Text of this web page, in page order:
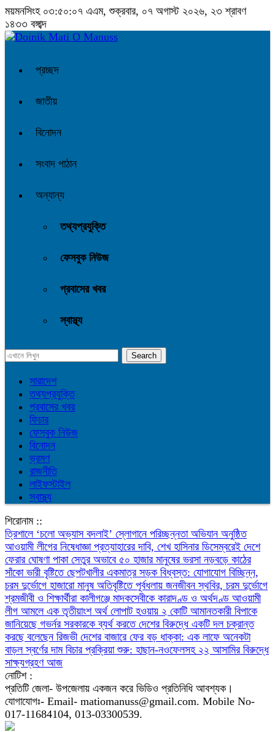
ময়মনসিংহ ০৩:৫০:০৮ এএম, শুক্রবার, ০৭ অগাস্ট ২০২৬, ২৩ শ্রাবণ
১৪৩৩ বঙ্গাব্দ
প্রচ্ছদ
জাতীয়
বিনোদন
সংবাদ পাঠান
অন্যান্য
তথ্যপ্রযুক্তি
ফেসবুক নিউজ
প্রবাসের খবর
স্বাস্থ্য
সারাদেশ
তথ্যপ্রযুক্তি
প্রবাসের খবর
ফিচার
ফেসবুক নিউজ
বিনোদন
ভ্রমণ
রাজনীতি
লাইফস্টাইল
স্বাস্থ্য
শিরোনাম ::
‎ত্রিশালে ‘চলো অভ্যাস বদলাই’ স্লোগানে পরিচ্ছন্নতা অভিযান অনুষ্ঠিত
আওয়ামী লীগের নিষেধাজ্ঞা প্রত্যাহারের দাবি, শেখ হাসিনার ডিসেম্বরেই দেশে
ফেরার ঘোষণা পাকা সেতুর অভাবে ৫০ হাজার মানুষের ভরসা নড়বড়ে কাঠের
সাঁকো ভারী বৃষ্টিতে ছেপটখালীর একমাত্র সড়ক বিধ্বস্ত: যোগাযোগ বিচ্ছিন্ন,
চরম দুর্ভোগে হাজারো মানুষ অতিবৃষ্টিতে পূর্বধলায় জনজীবন স্থবির, চরম দুর্ভোগে
শ্রমজীবী ও শিক্ষার্থীরা কালীগঞ্জে মাদকসেবীকে কারাদণ্ড ও অর্থদণ্ড আওয়ামী
লীগ আমলে এক তৃতীয়াংশ অর্থ লোপাট হওয়ায় ২ কোটি আমানতকারী বিপাকে
জানিয়েছে গভর্নর সরকারকে ব্যর্থ করতে দেশের বিরুদ্ধে একটি দল চক্রান্ত
করছে বলেছেন রিজভী দেশের বাজারে ফের বড় ধাক্কা: এক লাফে অনেকটা
বাড়ল স্বর্ণের দাম বিচার প্রক্রিয়া শুরু: হাছান-নওফেলসহ ২২ আসামির বিরুদ্ধে
সাক্ষ্যগ্রহণ আজ
নোটিশ :
প্রতিটি জেলা- উপজেলায় একজন করে ভিডিও প্রতিনিধি আবশ্যক।
যোগাযোগঃ- Email- matiomanuss@gmail.com. Mobile No-
017-11684104, 013-03300539.